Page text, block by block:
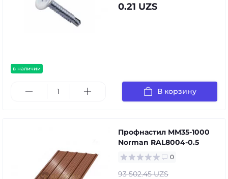
в наличии
0.21 UZS
В корзину
Профнастил ММ35-1000
Norman RAL8004-0.5
0
93 502.45 UZS